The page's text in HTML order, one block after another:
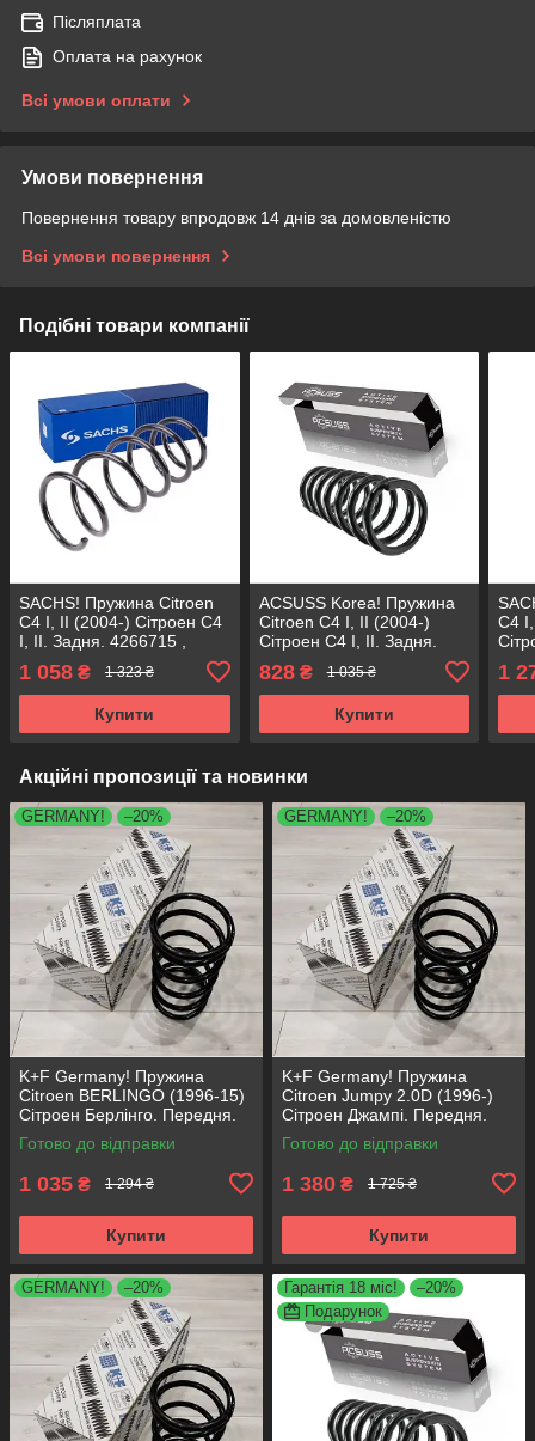
Післяплата
Оплата на рахунок
Всі умови оплати
Умови повернення
Повернення товару впродовж 14 днів за домовленістю
Всі умови повернення
Подібні товари компанії
SACHS! Пружина Citroen
C4 I, II (2004-) Сітроен С4
I, II. Задня. 4266715 ,
1 058 ₴ 1 323 ₴
Купити
ACSUSS Korea! Пружина
Citroen C4 I, II (2004-)
Сітроен С4 I, II. Задня.
996669. Аксусс Корея
828₴ 1 035 ₴
Купити
C4
1
Акційні пропозиції та новинки
GERMANY! –20%
K+F Germany! Пружина
Citroen BERLINGO (1996-15)
Сітроен Берлінго. Передня.
4066737 , RA1331 , 997727.
К+Ф Німеччина
Готово до відправки
1 035 ₴ 1 294 ₴
Купити
GERMANY! –20%
K+F Germany! Пружина
Citroen Jumpy 2.0D (1996-)
Сітроен Джампі. Передня.
4015613 , RG1332 , 997728.
К+Ф Німеччина
Готово до відправки
1 380 ₴ 1 725 ₴
Купити
GERMANY! –20% Гарантія 18 міс!
–20%
Подарунок